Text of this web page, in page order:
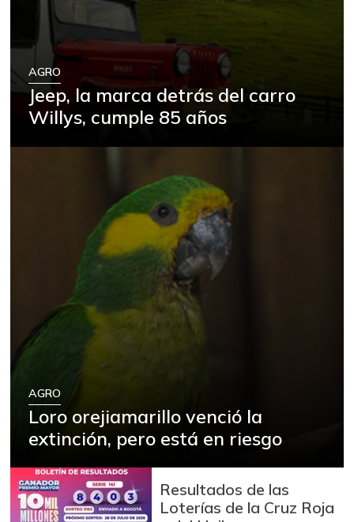
AGRO
Jeep, la marca detrás del carro
Willys, cumple 85 años
AGRO
Loro orejiamarillo venció la
extinción, pero está en riesgo
Resultados de las
Loterías de la Cruz Roja